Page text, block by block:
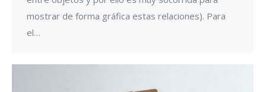
mostrar de forma gráfica estas relaciones). Para
el…